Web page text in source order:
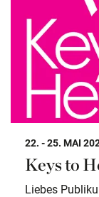
22. - 25. MAI
Keys to
Liebes